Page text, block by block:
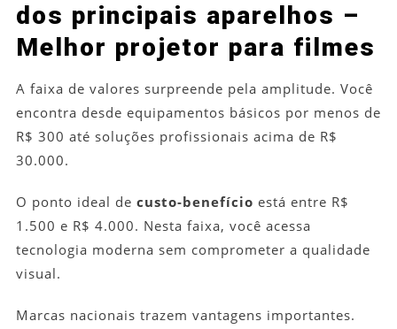
dos principais aparelhos –
Melhor projetor para filmes
A faixa de valores surpreende pela amplitude. Você
encontra desde equipamentos básicos por menos de
R$ 300 até soluções profissionais acima de R$
30.000.
O ponto ideal de custo-benefício está entre R$
1.500 e R$ 4.000. Nesta faixa, você acessa
tecnologia moderna sem comprometer a qualidade
visual.
Marcas nacionais trazem vantagens importantes.